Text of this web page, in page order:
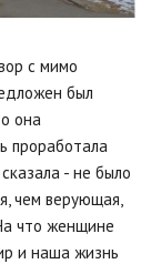
с мимо
был
она
проработала
- не было
чем верующая,
что женщине
и наша жизнь